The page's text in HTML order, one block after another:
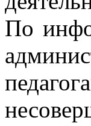
По